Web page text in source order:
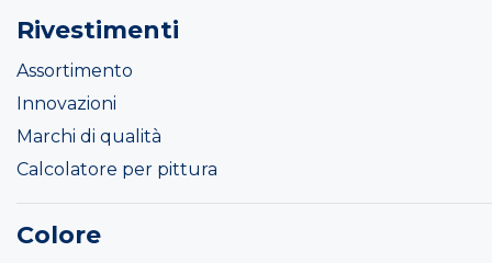
Rivestimenti
Assortimento
Innovazioni
Marchi di qualità
Calcolatore per pittura
Colore